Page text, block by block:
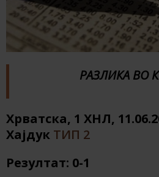
РАЗЛИКА ВО
Хрватска, 1 ХНЛ,
Хајдук ТИП 2
Резултат: 0-1